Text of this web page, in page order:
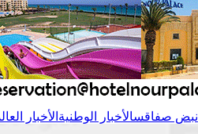
نبض صفاقسالأخبار الوطنية الأخبار